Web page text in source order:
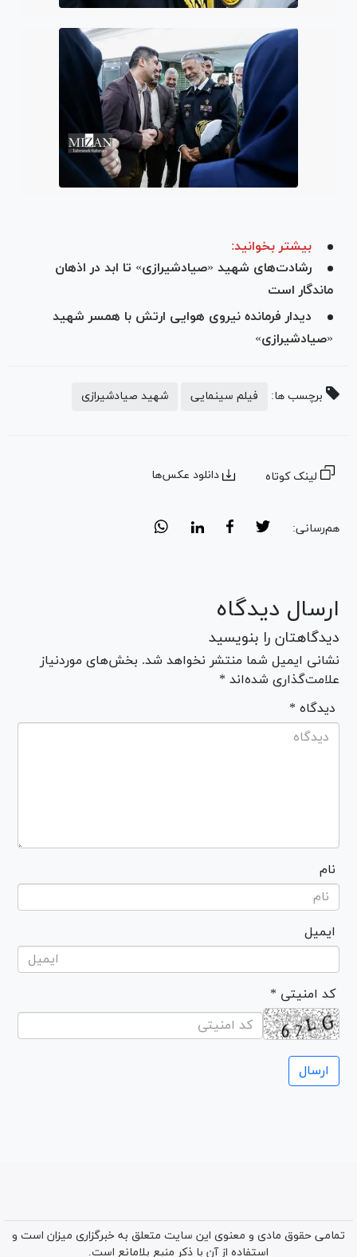
بیشتر بخوانید:
رشادت‌های شهید «صیادشیرازی» تا ابد در اذهان
ماندگار است
دیدار فرمانده نیروی هوایی ارتش با همسر شهید
«صیادشیرازی»
برچسب ها: فیلم سینمایی شهید صیادشیرازی
لینک کوتاه دانلود عکس‌ها
هم‌رسانی:
ارسال دیدگاه
دیدگاهتان را بنویسید
نشانی ایمیل شما منتشر نخواهد شد. بخش‌های موردنیاز
علامت‌گذاری شده‌اند *
* دیدگاه
نام
ایمیل
* کد امنیتی
تمامی حقوق مادی و معنوی این سایت متعلق به خبرگزاری میزان است و
استفاده از آن با ذکر منبع بلامانع است.